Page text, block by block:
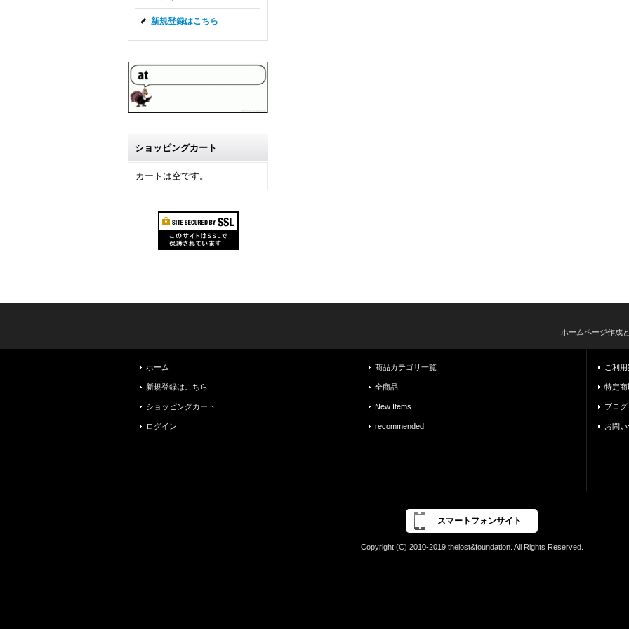
新規登録はこちら
ショッピングカート
カートは空です。
ホームページ作成
ホーム
新規登録はこちら
ショッピングカート
ログイン
商品カテゴリ一覧
全商品
New Items
recommended
ご利用
特定
ブログ
お問
スマートフォンサイト
Copyright (C) 2010-2019 thelost&foundation. All Rights Reserved.